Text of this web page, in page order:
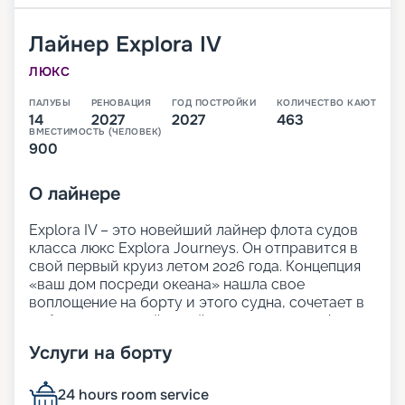
Лайнер Explora IV
ЛЮКС
ПАЛУБЫ
14
РЕНОВАЦИЯ
2027
ГОД ПОСТРОЙКИ
2027
КОЛИЧЕСТВО КАЮТ
463
ВМЕСТИМОСТЬ (ЧЕЛОВЕК)
900
О лайнере
Explora IV – это новейший лайнер флота судов
класса люкс Explora Journeys. Он отправится в
свой первый круиз летом 2026 года. Концепция
«ваш дом посреди океана» нашла свое
воплощение на борту и этого судна, сочетает в
себе продуманный дизайн и легкую атмосферу
палубы и множество зон для отдыха позволят
видом на океан.
Услуги на борту
24 hours room service